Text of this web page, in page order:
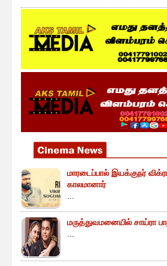
மாரடைப்பால் இயக்குநர்
காலமானார்
...
மருத்துவமனையில் சாய்ரா
...